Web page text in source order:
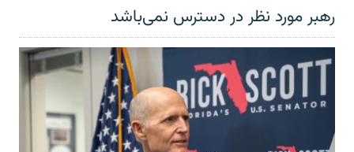
رهبر مورد نظر در دسترس نمی‌باشد